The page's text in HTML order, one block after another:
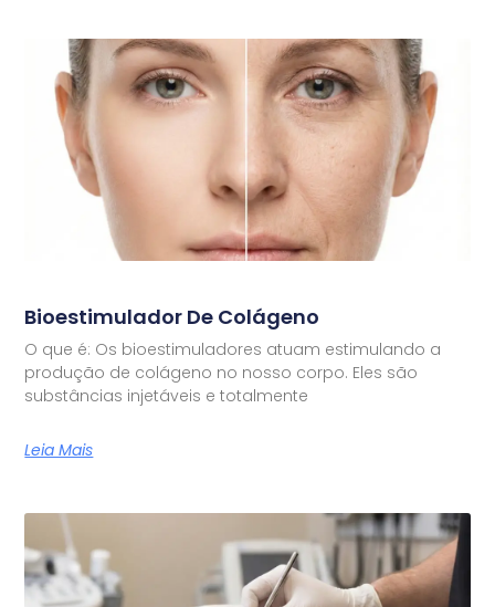
Bioestimulador De Colágeno
O que é: Os bioestimuladores atuam estimulando a
produção de colágeno no nosso corpo. Eles são
substâncias injetáveis e totalmente
Leia Mais